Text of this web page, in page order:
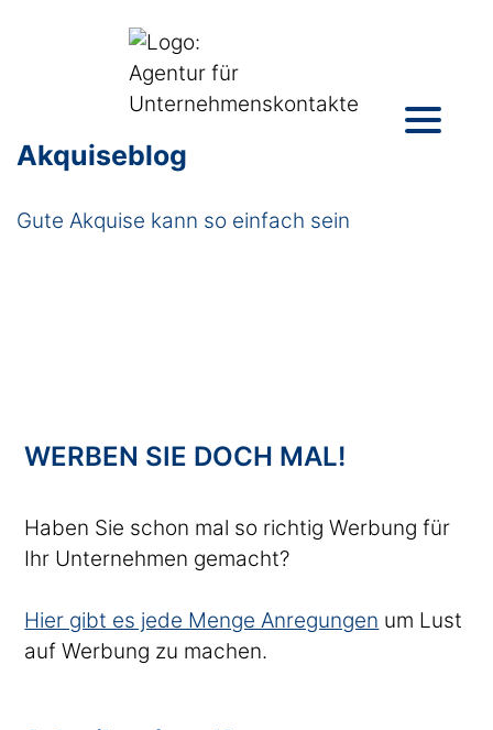
Akquiseblog
Gute Akquise kann so einfach sein
WERBEN SIE DOCH MAL!
Haben Sie schon mal so richtig Werbung für
Ihr Unternehmen gemacht?
Hier gibt es jede Menge Anregungen um Lust
auf Werbung zu machen.